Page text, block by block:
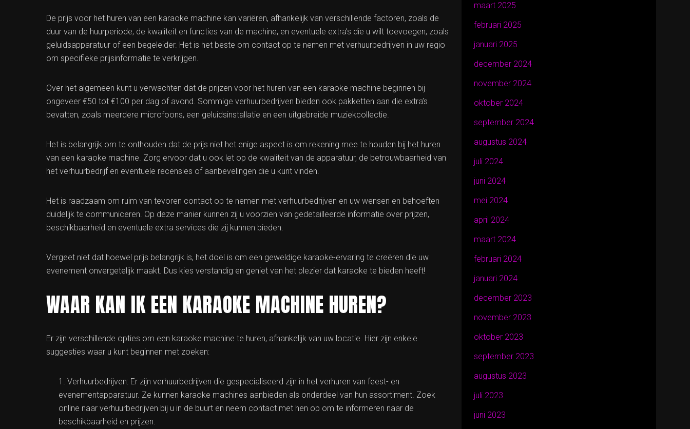
De prijs voor het huren van een karaoke machine kan variëren, afhankelijk van verschillende factoren, zoals de
duur van de huurperiode, de kwaliteit en functies van de machine, en eventuele extra’s die u wilt toevoegen, zoals
geluidsapparatuur of een begeleider. Het is het beste om contact op te nemen met verhuurbedrijven in uw regio
om specifieke prijsinformatie te verkrijgen.
Over het algemeen kunt u verwachten dat de prijzen voor het huren van een karaoke machine beginnen bij
ongeveer €50 tot €100 per dag of avond. Sommige verhuurbedrijven bieden ook pakketten aan die extra’s
bevatten, zoals meerdere microfoons, een geluidsinstallatie en een uitgebreide muziekcollectie.
Het is belangrijk om te onthouden dat de prijs niet het enige aspect is om rekening mee te houden bij het huren
van een karaoke machine. Zorg ervoor dat u ook let op de kwaliteit van de apparatuur, de betrouwbaarheid van
het verhuurbedrijf en eventuele recensies of aanbevelingen die u kunt vinden.
Het is raadzaam om ruim van tevoren contact op te nemen met verhuurbedrijven en uw wensen en behoeften
duidelijk te communiceren. Op deze manier kunnen zij u voorzien van gedetailleerde informatie over prijzen,
beschikbaarheid en eventuele extra services die zij kunnen bieden.
Vergeet niet dat hoewel prijs belangrijk is, het doel is om een geweldige karaoke-ervaring te creëren die uw
evenement onvergetelijk maakt. Dus kies verstandig en geniet van het plezier dat karaoke te bieden heeft!
WAAR KAN IK EEN KARAOKE MACHINE HUREN?
Er zijn verschillende opties om een karaoke machine te huren, afhankelijk van uw locatie. Hier zijn enkele
suggesties waar u kunt beginnen met zoeken:
Verhuurbedrijven: Er zijn verhuurbedrijven die gespecialiseerd zijn in het verhuren van feest- en
evenementapparatuur. Ze kunnen karaoke machines aanbieden als onderdeel van hun assortiment. Zoek
online naar verhuurbedrijven bij u in de buurt en neem contact met hen op om te informeren naar de
beschikbaarheid en prijzen.
maart 2025
februari 2025
januari 2025
december 2024
november 2024
oktober 2024
september 2024
augustus 2024
juli 2024
juni 2024
mei 2024
april 2024
maart 2024
februari 2024
januari 2024
december 2023
november 2023
oktober 2023
september 2023
augustus 2023
juli 2023
juni 2023